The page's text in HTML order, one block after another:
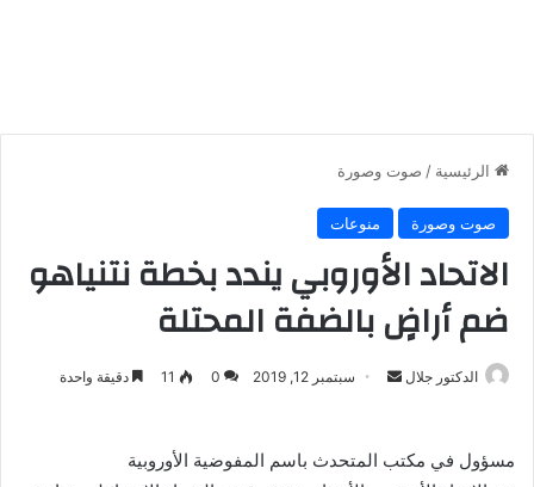
الرئيسية / صوت وصورة
صوت وصورة منوعات
الاتحاد الأوروبي يندد بخطة نتنياهو
ضم أراضٍ بالضفة المحتلة
الدكتور جلال
أرسل سبتمبر 12, 2019 0
11 دقيقة واحدة
مسؤول في مكتب المتحدث باسم المفوضية الأوروبية